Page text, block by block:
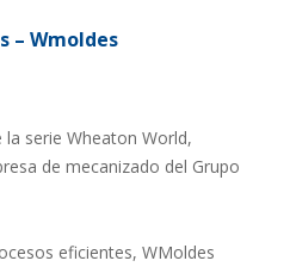
– Wmoldes
serie Wheaton World,
de mecanizado del Grupo
eficientes, WMoldes